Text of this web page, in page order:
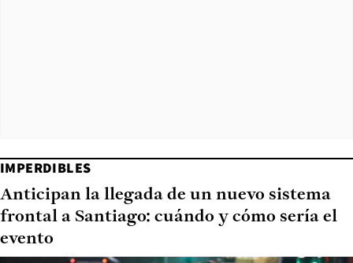
IMPERDIBLES
Anticipan la llegada de un nuevo sistema
frontal a Santiago: cuándo y cómo sería el
evento